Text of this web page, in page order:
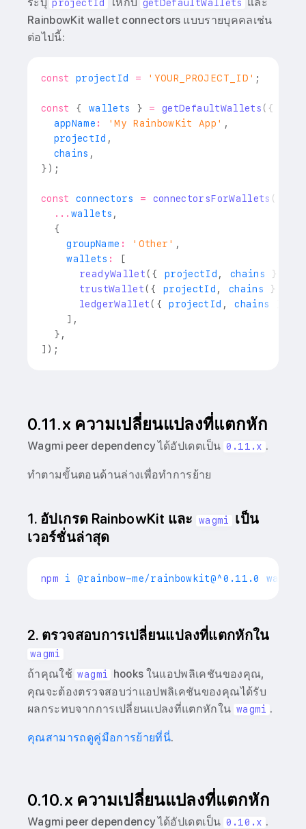
projectId getDefaultWallets
RainbowKit wallet connectors แบบรายบุคคลเช่น
ต่อไปนี้:
const projectId = 'YOUR_PROJECT_ID' ;
const { wallets } = getDefaultWallets ( {
  appName
: 'My RainbowKit App' ,
  projectId
,
  chains
,
} ) ;
const connectors = connectorsForWallets (
... wallets ,
{
    groupName
: 'Other' ,
    wallets
:
[
readyWallet( { projectId , chains }
trustWallet( { projectId , chains }
ledgerWallet( { projectId , chains
] ,
} ,
] ) ;
0.11.x ความเปลี่ยนแปลงที่แตกหัก
Wagmi peer dependency ได้อัปเดตเป็น 0.11.x .
ทำตามขั้นตอนด้านล่างเพื่อทำการย้าย
1. อัปเกรด RainbowKit และ wagmi
เป็น
เวอร์ชั่นล่าสุด
npm
2. ตรวจสอบการเปลี่ยนแปลงที่แตกหักใน
wagmi
ถ้าคุณใช้ wagmi
hooks ในแอปพลิเคชันของคุณ,
คุณจะต้องตรวจสอบว่าแอปพลิเคชันของคุณได้รับ
ผลกระทบจากการเปลี่ยนแปลงที่แตกหักใน wagmi .
คุณสามารถดูคู่มือการย้ายที่นี่.
0.10.x ความเปลี่ยนแปลงที่แตกหัก
Wagmi peer dependency ได้อัปเดตเป็น 0.10.x .